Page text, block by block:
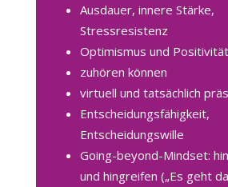
Ausdauer, innere Stärke,
Stressresistenz
Optimismus und Positivität
zuhören können
virtuell und tatsächlich
Entscheidungsfähigkeit,
Entscheidungswille
Going-beyond-Mindset:
und hingreifen („Es geht